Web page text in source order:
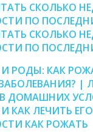
СКОЛЬКО
ПО
СКОЛЬКО
ПО
РОДЫ: КАК
|
ДОМАШНИХ
КАК ЛЕЧИТЬ
КАК РОЖАТЬ